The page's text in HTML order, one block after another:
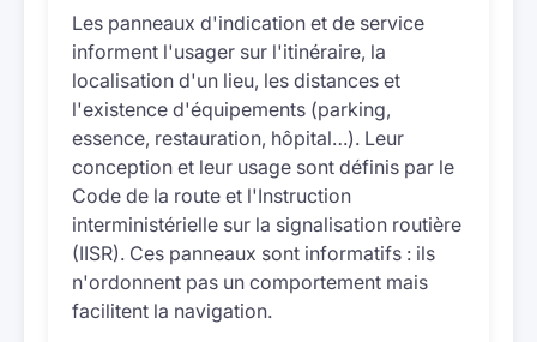
Les panneaux d'indication et de service
informent l'usager sur l'itinéraire, la
localisation d'un lieu, les distances et
l'existence d'équipements (parking,
essence, restauration, hôpital…). Leur
conception et leur usage sont définis par le
Code de la route et l'Instruction
interministérielle sur la signalisation routière
(IISR). Ces panneaux sont informatifs : ils
n'ordonnent pas un comportement mais
facilitent la navigation.